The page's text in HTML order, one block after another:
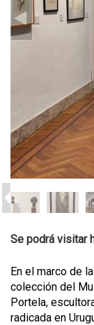
Se podrá visitar
En el marco de
colección del
Portela,
radicada en